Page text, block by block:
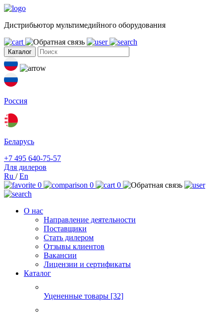
Дистрибьютор мультимедийного оборудования
Каталог
Россия
Беларусь
+7 495 640-75-57
Для дилеров
Ru /En
0
0 0
О нас
Направление деятельности
Поставщики
Стать дилером
Отзывы клиентов
Вакансии
Лицензии и сертификаты
Каталог
Уцененные товары [32]